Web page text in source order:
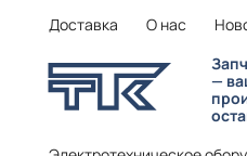
Доставка О нас
—